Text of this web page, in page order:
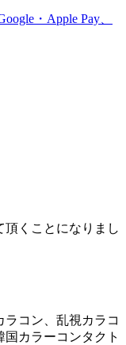
・Apple Pay、
くことになりまし
コン、乱視カラコ
カラーコンタクト